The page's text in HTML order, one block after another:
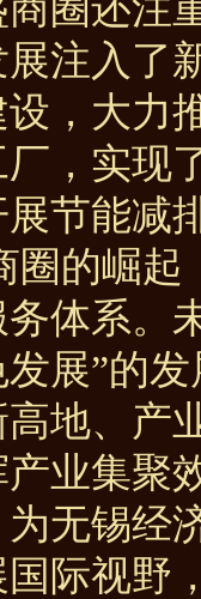
圈还注
注入了
，大力
，实现
节能减
圈的崛
体系。
展”的
地、产
业集聚
无锡经
际视野